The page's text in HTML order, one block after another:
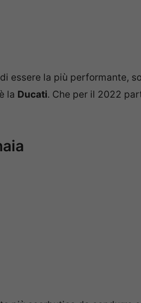
essere la più performante,
la Ducati. Che per il 2022